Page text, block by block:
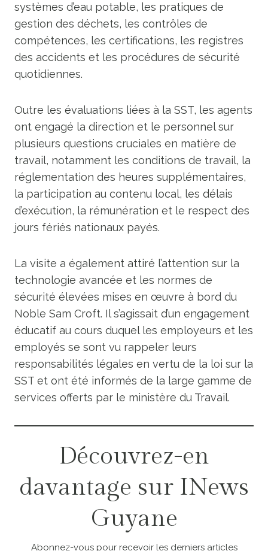
systèmes d’eau potable, les pratiques de
gestion des déchets, les contrôles de
compétences, les certifications, les registres
des accidents et les procédures de sécurité
quotidiennes.
Outre les évaluations liées à la SST, les agents
ont engagé la direction et le personnel sur
plusieurs questions cruciales en matière de
travail, notamment les conditions de travail, la
réglementation des heures supplémentaires,
la participation au contenu local, les délais
d’exécution, la rémunération et le respect des
jours fériés nationaux payés.
La visite a également attiré l’attention sur la
technologie avancée et les normes de
sécurité élevées mises en œuvre à bord du
Noble Sam Croft. Il s’agissait d’un engagement
éducatif au cours duquel les employeurs et les
employés se sont vu rappeler leurs
responsabilités légales en vertu de la loi sur la
SST et ont été informés de la large gamme de
services offerts par le ministère du Travail.
Découvrez-en
davantage sur INews
Guyane
Abonnez-vous pour recevoir les derniers articles